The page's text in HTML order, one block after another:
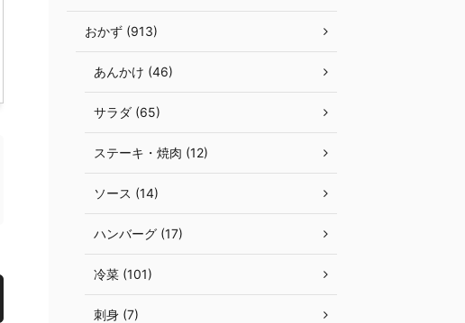
おかず (913)
あんかけ (46)
サラダ (65)
ステーキ・焼肉 (12)
ソース (14)
ハンバーグ (17)
冷菜 (101)
刺身 (7)